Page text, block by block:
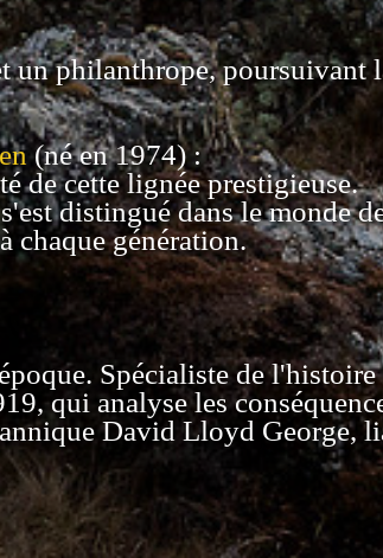
philanthrope, poursuivant
(né en 1974) :
de cette lignée prestigieuse.
distingué dans le monde
chaque génération.
Spécialiste de
qui analyse les
David Lloyd George,